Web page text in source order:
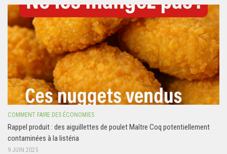
COMMENT FAIRE DES ÉCONOMIES
Rappel produit : des aiguillettes de poulet Maître Coq potentiellement
contaminées à la listéria
9 JUIN 2025